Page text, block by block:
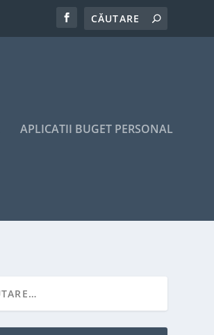
APLICATII BUGET PERSONAL